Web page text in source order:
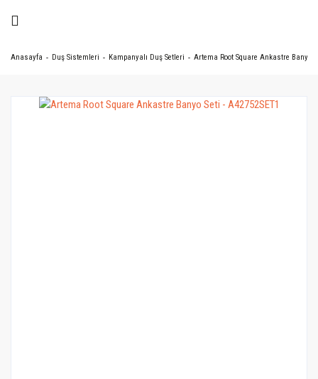
Anasayfa Duş Sistemleri Kampanyalı Duş Setleri Artema Root Square Ankastre Banyo